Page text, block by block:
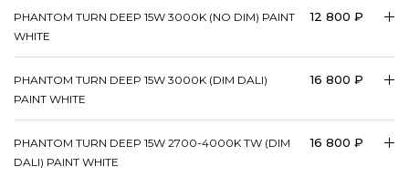
PHANTOM TURN DEEP 15W 3000K (NO DIM) PAINT
WHITE
12 800 ₽
PHANTOM TURN DEEP 15W 3000K (DIM DALI)
PAINT WHITE
16 800 ₽
PHANTOM TURN DEEP 15W 2700-4000K TW (DIM
DALI) PAINT WHITE
16 800 ₽